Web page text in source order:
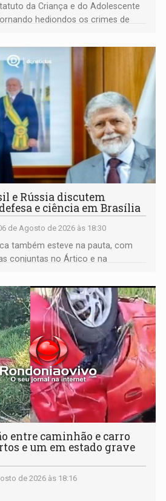
da Criança e do Adolescente
hediondos os crimes de
e Rússia discutem
e ciência em Brasília
de Agosto de 2026 às 18:30
também esteve na pauta, com
conjuntas no Ártico e na
entre caminhão e carro
e um em estado grave
de 2026 às 18:16